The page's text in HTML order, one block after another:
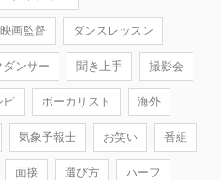
映画監督 ダンスレッスン
ダンサー 聞き上手 撮影会
ピ ボーカリスト 海外
気象予報士 お笑い 番組
面接 選び方 ハーフ